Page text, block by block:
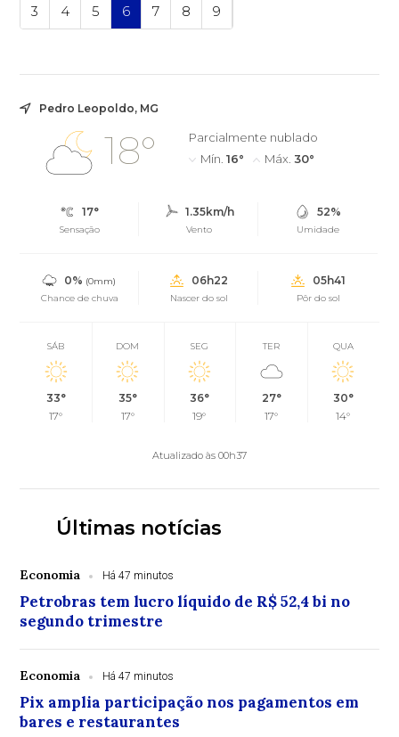
3 4 5 6 7 8 9
Pedro Leopoldo, MG
18°
Parcialmente nublado
Mín. 16° Máx. 30°
17°
Sensação
1.35km/h
Vento
52%
Umidade
0% (0mm)
Chance de chuva
06h22
Nascer do sol
05h41
Pôr do sol
SÁB
33°
17°
DOM
35°
17°
SEG
36°
19°
TER
27°
17°
QUA
30°
14°
Atualizado às 00h37
Últimas notícias
Economia Há 47 minutos
Petrobras tem lucro líquido de R$ 52,4 bi no
segundo trimestre
Economia Há 47 minutos
Pix amplia participação nos pagamentos em
bares e restaurantes